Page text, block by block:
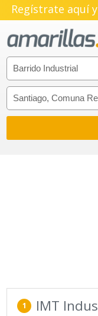
Regístrate aquí
1 IMT